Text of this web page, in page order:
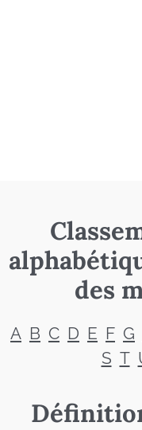
des
A B C D E F G
S T